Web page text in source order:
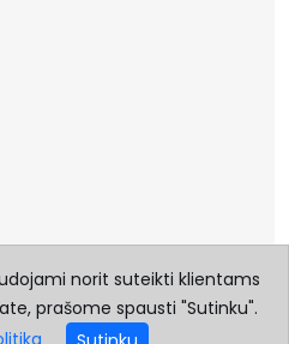
norit suteikti klientams
prašome spausti "Sutinku".